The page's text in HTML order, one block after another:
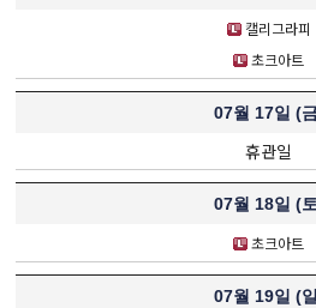
캘리그라피
초크아트
07월 17일 (
휴관일
07월 18일 (토
초크아트
07월 19일 (일